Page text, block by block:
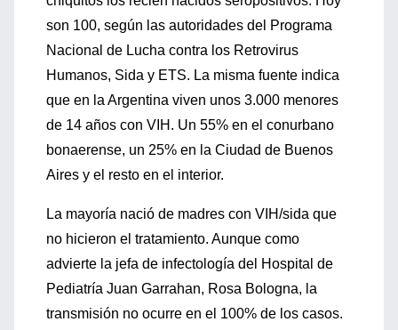
son 100, según las autoridades del Programa
Nacional de Lucha contra los Retrovirus
Humanos, Sida y ETS. La misma fuente indica
que en la Argentina viven unos 3.000 menores
de 14 años con VIH. Un 55% en el conurbano
bonaerense, un 25% en la Ciudad de Buenos
Aires y el resto en el interior.
La mayoría nació de madres con VIH/sida que
no hicieron el tratamiento. Aunque como
advierte la jefa de infectología del Hospital de
Pediatría Juan Garrahan, Rosa Bologna, la
transmisión no ocurre en el 100% de los casos.